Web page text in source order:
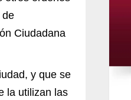
de
Ciudadana
y que se
la utilizan las